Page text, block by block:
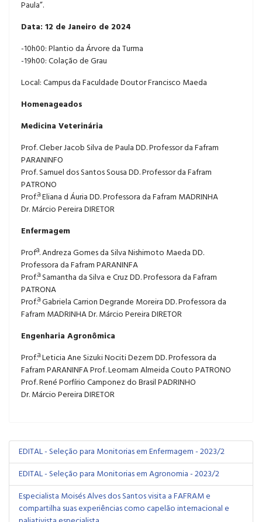
Paula”.
Data: 12 de Janeiro de 2024
-10h00: Plantio da Árvore da Turma
-19h00: Colação de Grau
Local: Campus da Faculdade Doutor Francisco Maeda
Homenageados
Medicina Veterinária
Prof. Cleber Jacob Silva de Paula DD. Professor da Fafram
PARANINFO
Prof. Samuel dos Santos Sousa DD. Professor da Fafram
PATRONO
Prof.ª Eliana d Áuria DD. Professora da Fafram MADRINHA
Dr. Márcio Pereira DIRETOR
Enfermagem
Profª. Andreza Gomes da Silva Nishimoto Maeda DD.
Professora da Fafram PARANINFA
Prof.ª Samantha da Silva e Cruz DD. Professora da Fafram
PATRONA
Prof.ª Gabriela Carrion Degrande Moreira DD. Professora da
Fafram MADRINHA Dr. Márcio Pereira DIRETOR
Engenharia Agronômica
Prof.ª Leticia Ane Sizuki Nociti Dezem DD. Professora da
Fafram PARANINFA Prof. Leomam Almeida Couto PATRONO
Prof. René Porfírio Camponez do Brasil PADRINHO
Dr. Márcio Pereira DIRETOR
EDITAL - Seleção para Monitorias em Enfermagem - 2023/2
EDITAL - Seleção para Monitorias em Agronomia - 2023/2
Especialista Moisés Alves dos Santos visita a FAFRAM e
compartilha suas experiências como capelão internacional e